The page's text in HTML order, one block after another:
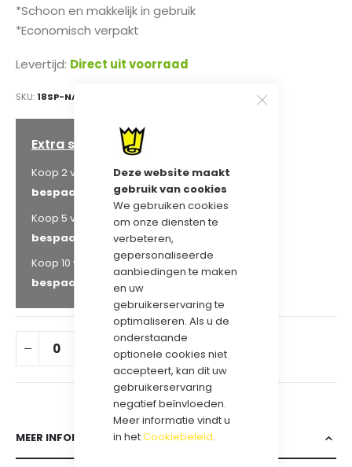
Deze website maakt
gebruik van cookies
We gebruiken cookies
om onze diensten te
verbeteren,
gepersonaliseerde
aanbiedingen te maken
en uw
gebruikerservaring te
optimaliseren. Als u de
onderstaande
optionele cookies niet
accepteert, kan dit uw
gebruikerservaring
negatief beïnvloeden.
Meer informatie vindt u
in hetCookiebeleid.
*Schoon en makkelijk in gebruik
*Economisch verpakt
Levertijd: Direct uit voorraad
SKU 18SP-NATUREL
Extra staffelkorting
Koop 2 voor € 61,70
en
bespaar
Koop 5 voor
€ 59,75
en
bespaar
Koop 10 voor
€ 58,46
en
bespaar
IN WINKELWAGEN
MEER INFORMATIE